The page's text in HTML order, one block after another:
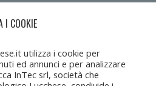
I COOKIE
utilizza i cookie per
ed annunci e per analizzare
InTec srl, società che